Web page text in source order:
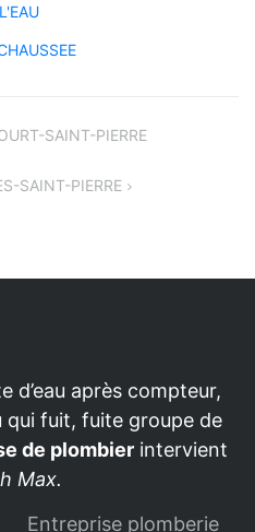
SAINT-PIERRE
SAINT-PIERRE
d’eau après compteur,
qui fuit, fuite groupe de
de plombierintervient
Max.
Entreprise plomberie